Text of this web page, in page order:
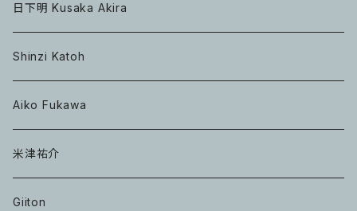
日下明 Kusaka Akira
Shinzi Katoh
Aiko Fukawa
米津祐介
Giiton